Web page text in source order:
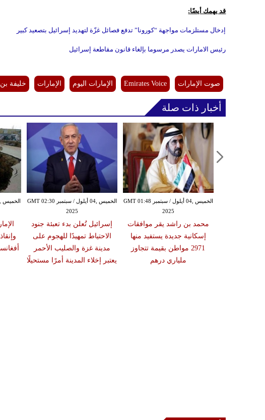
قد يهمك أيضًا:
إدخال مستلزمات مواجهة “كورونا” تدفع فصائل غزّة لتهديد إسرائيل بتصعيد كبير
رئيس الامارات يصدر مرسوما بإلغاء قانون مقاطعة إسرائيل
صوت الإمارات Emirates Voice الإمارات اليوم الإمارات خليفة بن
أخبار ذات صلة
الخميس ,04 أيلول / سبتمبر GMT 02:30
2025
إسرائيل تُعلن بدء تعبئة جنود
الاحتياط تمهيدًا للهجوم على
مدينة غزة والصليب الأحمر
يعتبر إخلاء المدينة أمرًا مستحيلًا
الخميس ,04 أيلول / سبتمبر GMT 01:48
2025
محمد بن راشد يقر موافقات
إسكانية جديدة يستفيد منها
2971 مواطن بقيمة تتجاوز
ملياري درهم